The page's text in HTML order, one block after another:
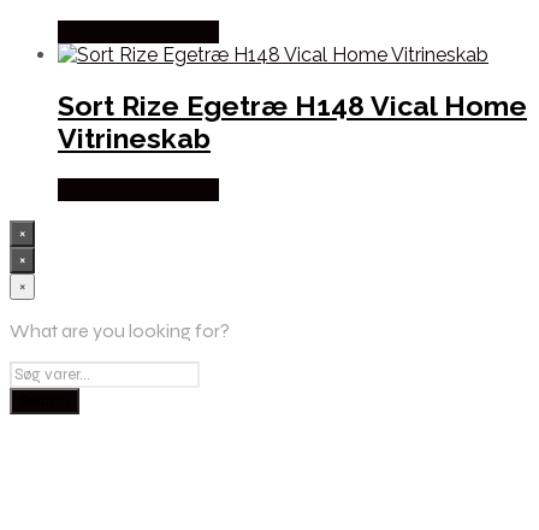
Sort Rize Egetræ H148 Vical Home
Vitrineskab
×
×
×
What are you looking for?